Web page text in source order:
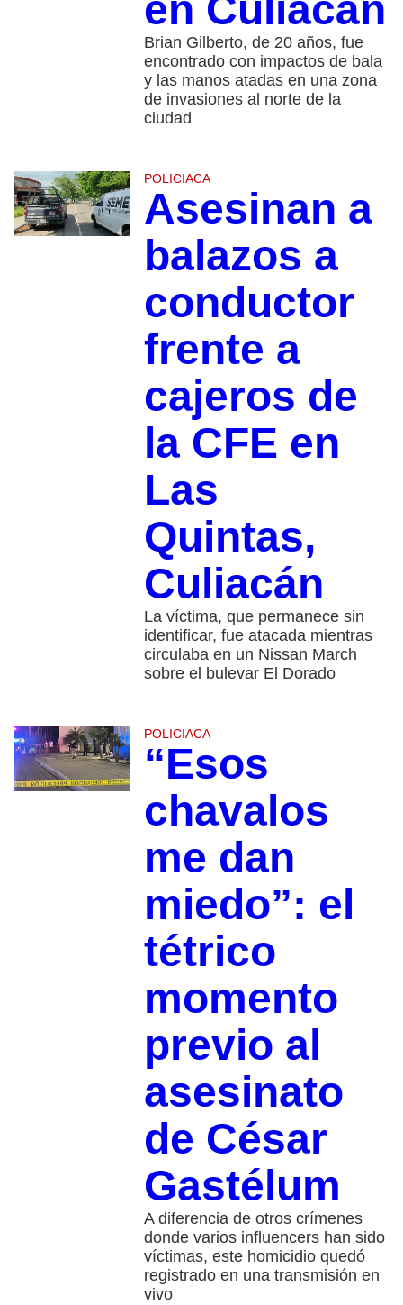
en Culiacán
Brian Gilberto, de 20 años, fue
encontrado con impactos de bala
y las manos atadas en una zona
de invasiones al norte de la
ciudad
POLICIACA
Asesinan a
balazos a
conductor
frente a
cajeros de
la CFE en
Las
Quintas,
Culiacán
La víctima, que permanece sin
identificar, fue atacada mientras
circulaba en un Nissan March
sobre el bulevar El Dorado
POLICIACA
“Esos
chavalos
me dan
miedo”: el
tétrico
momento
previo al
asesinato
de César
Gastélum
A diferencia de otros crímenes
donde varios influencers han sido
víctimas, este homicidio quedó
registrado en una transmisión en
vivo